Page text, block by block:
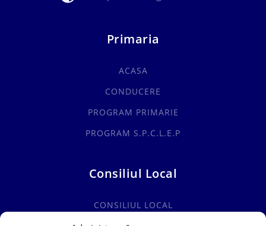
Primaria
ACASA
CONDUCERE
PROGRAM PRIMARIE
PROGRAM S.P.C.L.E.P
Consiliul Local
CONSILIUL LOCAL